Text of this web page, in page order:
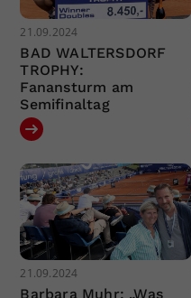
21.09.2024
BAD WALTERSDORF
TROPHY:
Fanansturm am
Semifinaltag
21.09.2024
Barbara Muhr: „Was